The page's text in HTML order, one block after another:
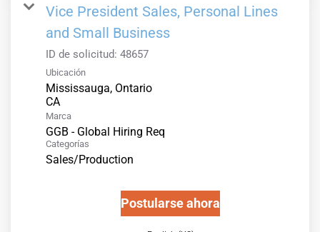
Vice President Sales, Personal Lines
and Small Business
ID de solicitud: 48657
Ubicación
Mississauga, Ontario
Marca
GGB - Global Hiring Req
Categorías
Sales/Production
Postularse ahora